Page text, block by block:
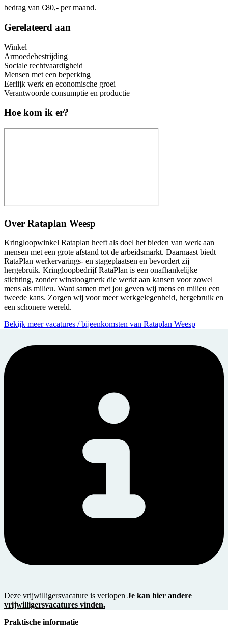
bedrag van €80,- per maand.
Gerelateerd aan
Winkel
Armoedebestrijding
Sociale rechtvaardigheid
Mensen met een beperking
Eerlijk werk en economische groei
Verantwoorde consumptie en productie
Hoe kom ik er?
Over Rataplan Weesp
Kringloopwinkel Rataplan heeft als doel het bieden van werk aan
mensen met een grote afstand tot de arbeidsmarkt. Daarnaast biedt
RataPlan werkervarings- en stageplaatsen en bevordert zij
hergebruik. Kringloopbedrijf RataPlan is een onafhankelijke
stichting, zonder winstoogmerk die werkt aan kansen voor zowel
mens als milieu. Want samen met jou geven wij mens en milieu een
tweede kans. Zorgen wij voor meer werkgelegenheid, hergebruik en
een schonere wereld.
Bekijk meer vacatures / bijeenkomsten van Rataplan Weesp
Deze vrijwilligersvacature is verlopen Je kan hier andere
vrijwilligersvacatures vinden.
Praktische informatie